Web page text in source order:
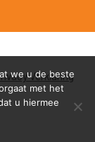
Verklaring
we u de beste
met het
u hiermee